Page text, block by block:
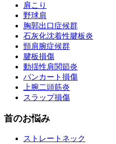
肩こり
野球肩
胸郭出口症候群
石灰化沈着性腱板炎
頸肩腕症候群
腱板損傷
動揺性肩関節炎
バンカート損傷
上腕二頭筋炎
スラップ損傷
首のお悩み
ストレートネック